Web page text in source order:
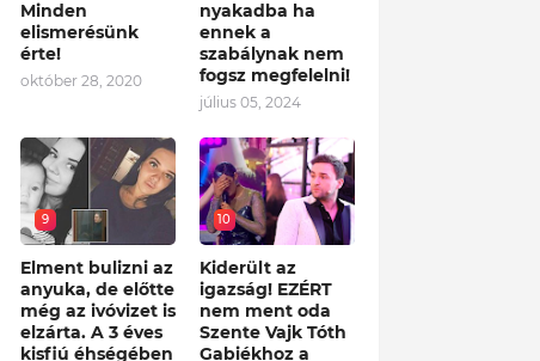
Minden
elismerésünk
érte!
október 28, 2020
nyakadba ha
ennek a
szabálynak nem
fogsz megfelelni!
július 05, 2024
9
Elment bulizni az
anyuka, de előtte
még az ivóvizet is
elzárta. A 3 éves
kisfiú éhségében
10
Kiderült az
igazság! EZÉRT
nem ment oda
Szente Vajk Tóth
Gabiékhoz a